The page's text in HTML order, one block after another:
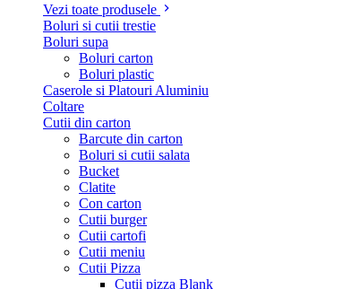
Vezi toate produsele
Boluri si cutii trestie
Boluri supa
Boluri carton
Boluri plastic
Caserole si Platouri Aluminiu
Coltare
Cutii din carton
Barcute din carton
Boluri si cutii salata
Bucket
Clatite
Con carton
Cutii burger
Cutii cartofi
Cutii meniu
Cutii Pizza
Cutii pizza Blank